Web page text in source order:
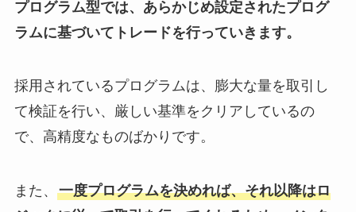
プログラム型では、あらかじめ設定されたプログ
ラムに基づいてトレードを行っていきます。
採用されているプログラムは、膨大な量を取引し
て検証を行い、厳しい基準をクリアしているの
で、高精度なものばかりです。
また、 一度プログラムを決めれば、それ以降はロ